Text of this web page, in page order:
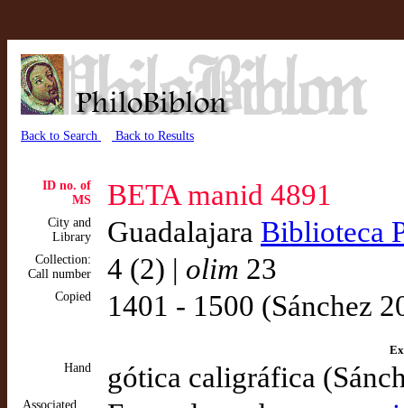
Back to Search Back to Results
ID no. of
MS
BETA manid 4891
City and
Library
Guadalajara Biblioteca
Collection:
Call number
4 (2) | olim 23
Copied 1401 - 1500 (Sánchez
Hand
gótica caligráfica
Associated